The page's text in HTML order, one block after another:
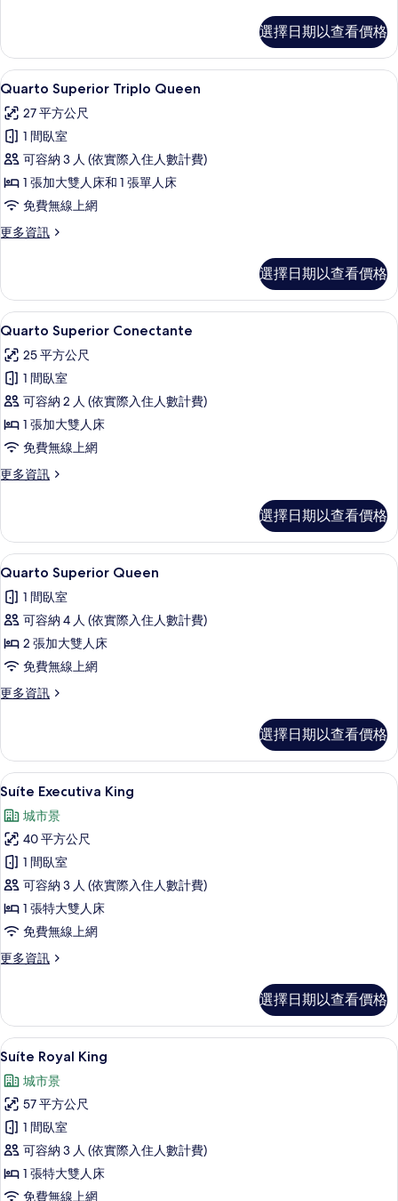
片
Queen
Acessível
的
情
選擇日期以查看價格
顯
示
Quarto
Superior
Triplo
Queen
的
所
片
Quarto Superior Triplo Queen | 迷你
5
Quarto Superior Triplo Queen
27 平方公尺
1 間臥室
可容納 3 人 (依實際入住人數計費)
1 張加大雙人床和 1 張單人床
免費無線上網
更多資訊
更
Triplo
Queen
的
情
選擇日期以查看價格
顯
示
Quarto
Superior
Conectante
的
所
有
Quarto Superior Conectante | 迷你
5
Quarto Superior Conectante
25 平方公尺
1 間臥室
可容納 2 人 (依實際入住人數計費)
1 張加大雙人床
免費無線上網
更多資訊
更
Conectante
的
詳
選擇日期以查看價格
顯
示
Quarto
Superior
Queen
的
所
片
Quarto Superior Queen | 迷你吧、
4
Quarto Superior Queen
1 間臥室
可容納 4 人 (依實際入住人數計費)
2 張加大雙人床
免費無線上網
更多資訊
更
Queen
的
詳
選擇日期以查看價格
顯
示
Suíte
Executiva
King
的
所
有
相
Suíte Executiva King | 迷你吧、客房
6
Suíte Executiva King
城市景
40 平方公尺
1 間臥室
可容納 3 人 (依實際入住人數計費)
1 張特大雙人床
免費無線上網
更多資訊
更
King
的
詳
選擇日期以查看價格
顯
示
Suíte
Royal
King
的
所
Suíte Royal King | 迷你吧、客房內保
9
Suíte Royal King
城市景
57 平方公尺
1 間臥室
可容納 3 人 (依實際入住人數計費)
1 張特大雙人床
免費無線上網